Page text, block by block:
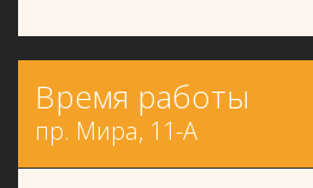
Время работы
пр. Мира, 11-А